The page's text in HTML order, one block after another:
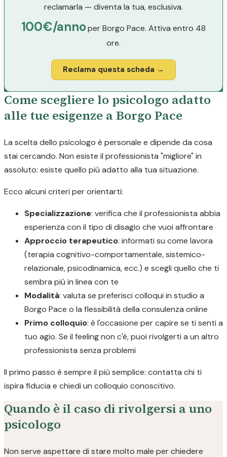
reclamarla — diventa la tua, esclusiva.
100€/annoper Borgo Pace. Attiva entro 48
ore.
Reclama questa scheda →
Come scegliere lo psicologo adatto
alle tue esigenze a Borgo Pace
La scelta dello psicologo è personale e dipende da cosa
stai cercando. Non esiste il professionista "migliore" in
assoluto: esiste quello più adatto alla tua situazione.
Ecco alcuni criteri per orientarti:
Specializzazione: verifica che il professionista abbia
esperienza con il tipo di disagio che vuoi affrontare
Approccio terapeutico: informati su come lavora
(terapia cognitivo-comportamentale, sistemico-
relazionale, psicodinamica, ecc.) e scegli quello che ti
sembra più in linea con te
Modalità: valuta se preferisci colloqui in studio a
Borgo Pace o la flessibilità della consulenza online
Primo colloquio: è l'occasione per capire se ti senti a
tuo agio. Se il feeling non c'è, puoi rivolgerti a un altro
professionista senza problemi
Il primo passo è sempre il più semplice: contatta chi ti
ispira fiducia e chiedi un colloquio conoscitivo.
Quando è il caso di rivolgersi a uno
psicologo
Non serve aspettare di stare molto male per chiedere